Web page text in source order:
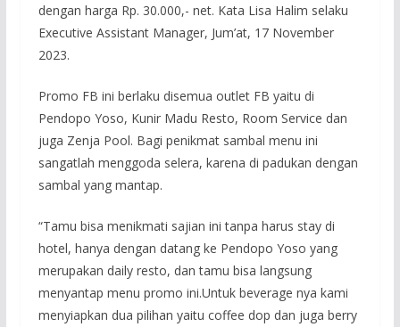
dengan harga Rp. 30.000,- net. Kata Lisa Halim selaku
Executive Assistant Manager, Jum’at, 17 November
2023.
Promo FB ini berlaku disemua outlet FB yaitu di
Pendopo Yoso, Kunir Madu Resto, Room Service dan
juga Zenja Pool. Bagi penikmat sambal menu ini
sangatlah menggoda selera, karena di padukan dengan
sambal yang mantap.
“Tamu bisa menikmati sajian ini tanpa harus stay di
hotel, hanya dengan datang ke Pendopo Yoso yang
merupakan daily resto, dan tamu bisa langsung
menyantap menu promo ini.Untuk beverage nya kami
menyiapkan dua pilihan yaitu coffee dop dan juga berry